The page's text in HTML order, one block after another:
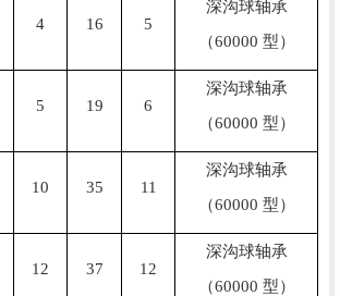
4 16 5
深沟球轴承
（60000 型）
5 19 6
深沟球轴承
（60000 型）
10 35 11
深沟球轴承
（60000 型）
12 37 12
深沟球轴承
（60000 型）